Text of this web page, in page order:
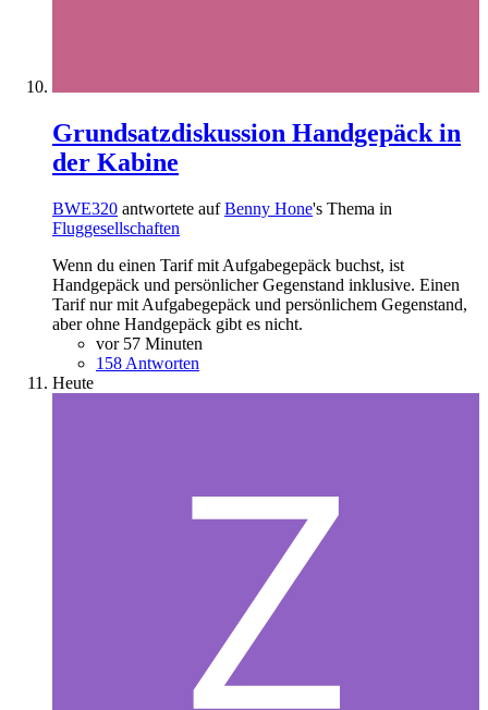
Grundsatzdiskussion Handgepäck in
der Kabine
BWE320 antwortete aufBenny Hone's Thema in
Fluggesellschaften
Wenn du einen Tarif mit Aufgabegepäck buchst, ist
Handgepäck und persönlicher Gegenstand inklusive. Einen
Tarif nur mit Aufgabegepäck und persönlichem Gegenstand,
aber ohne Handgepäck gibt es nicht.
vor 57 Minuten
158 Antworten
Heute